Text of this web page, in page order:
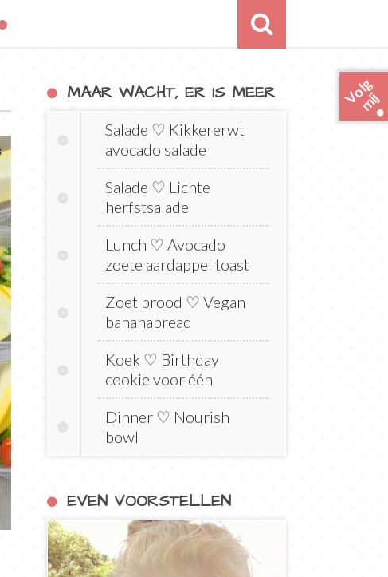
V
o
l
g
m
i
j
MAAR WACHT, ER IS MEER
Salade ♡ Kikkererwt
avocado salade
Salade ♡ Lichte
herfstsalade
Lunch ♡ Avocado
zoete aardappel toast
Zoet brood ♡ Vegan
bananabread
Koek ♡ Birthday
cookie voor één
Dinner ♡ Nourish
bowl
EVEN VOORSTELLEN